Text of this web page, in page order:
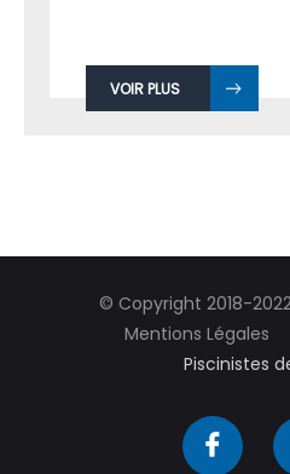
VOIR PLUS
© Copyright 2018-
Mentions Légales
Piscinistes